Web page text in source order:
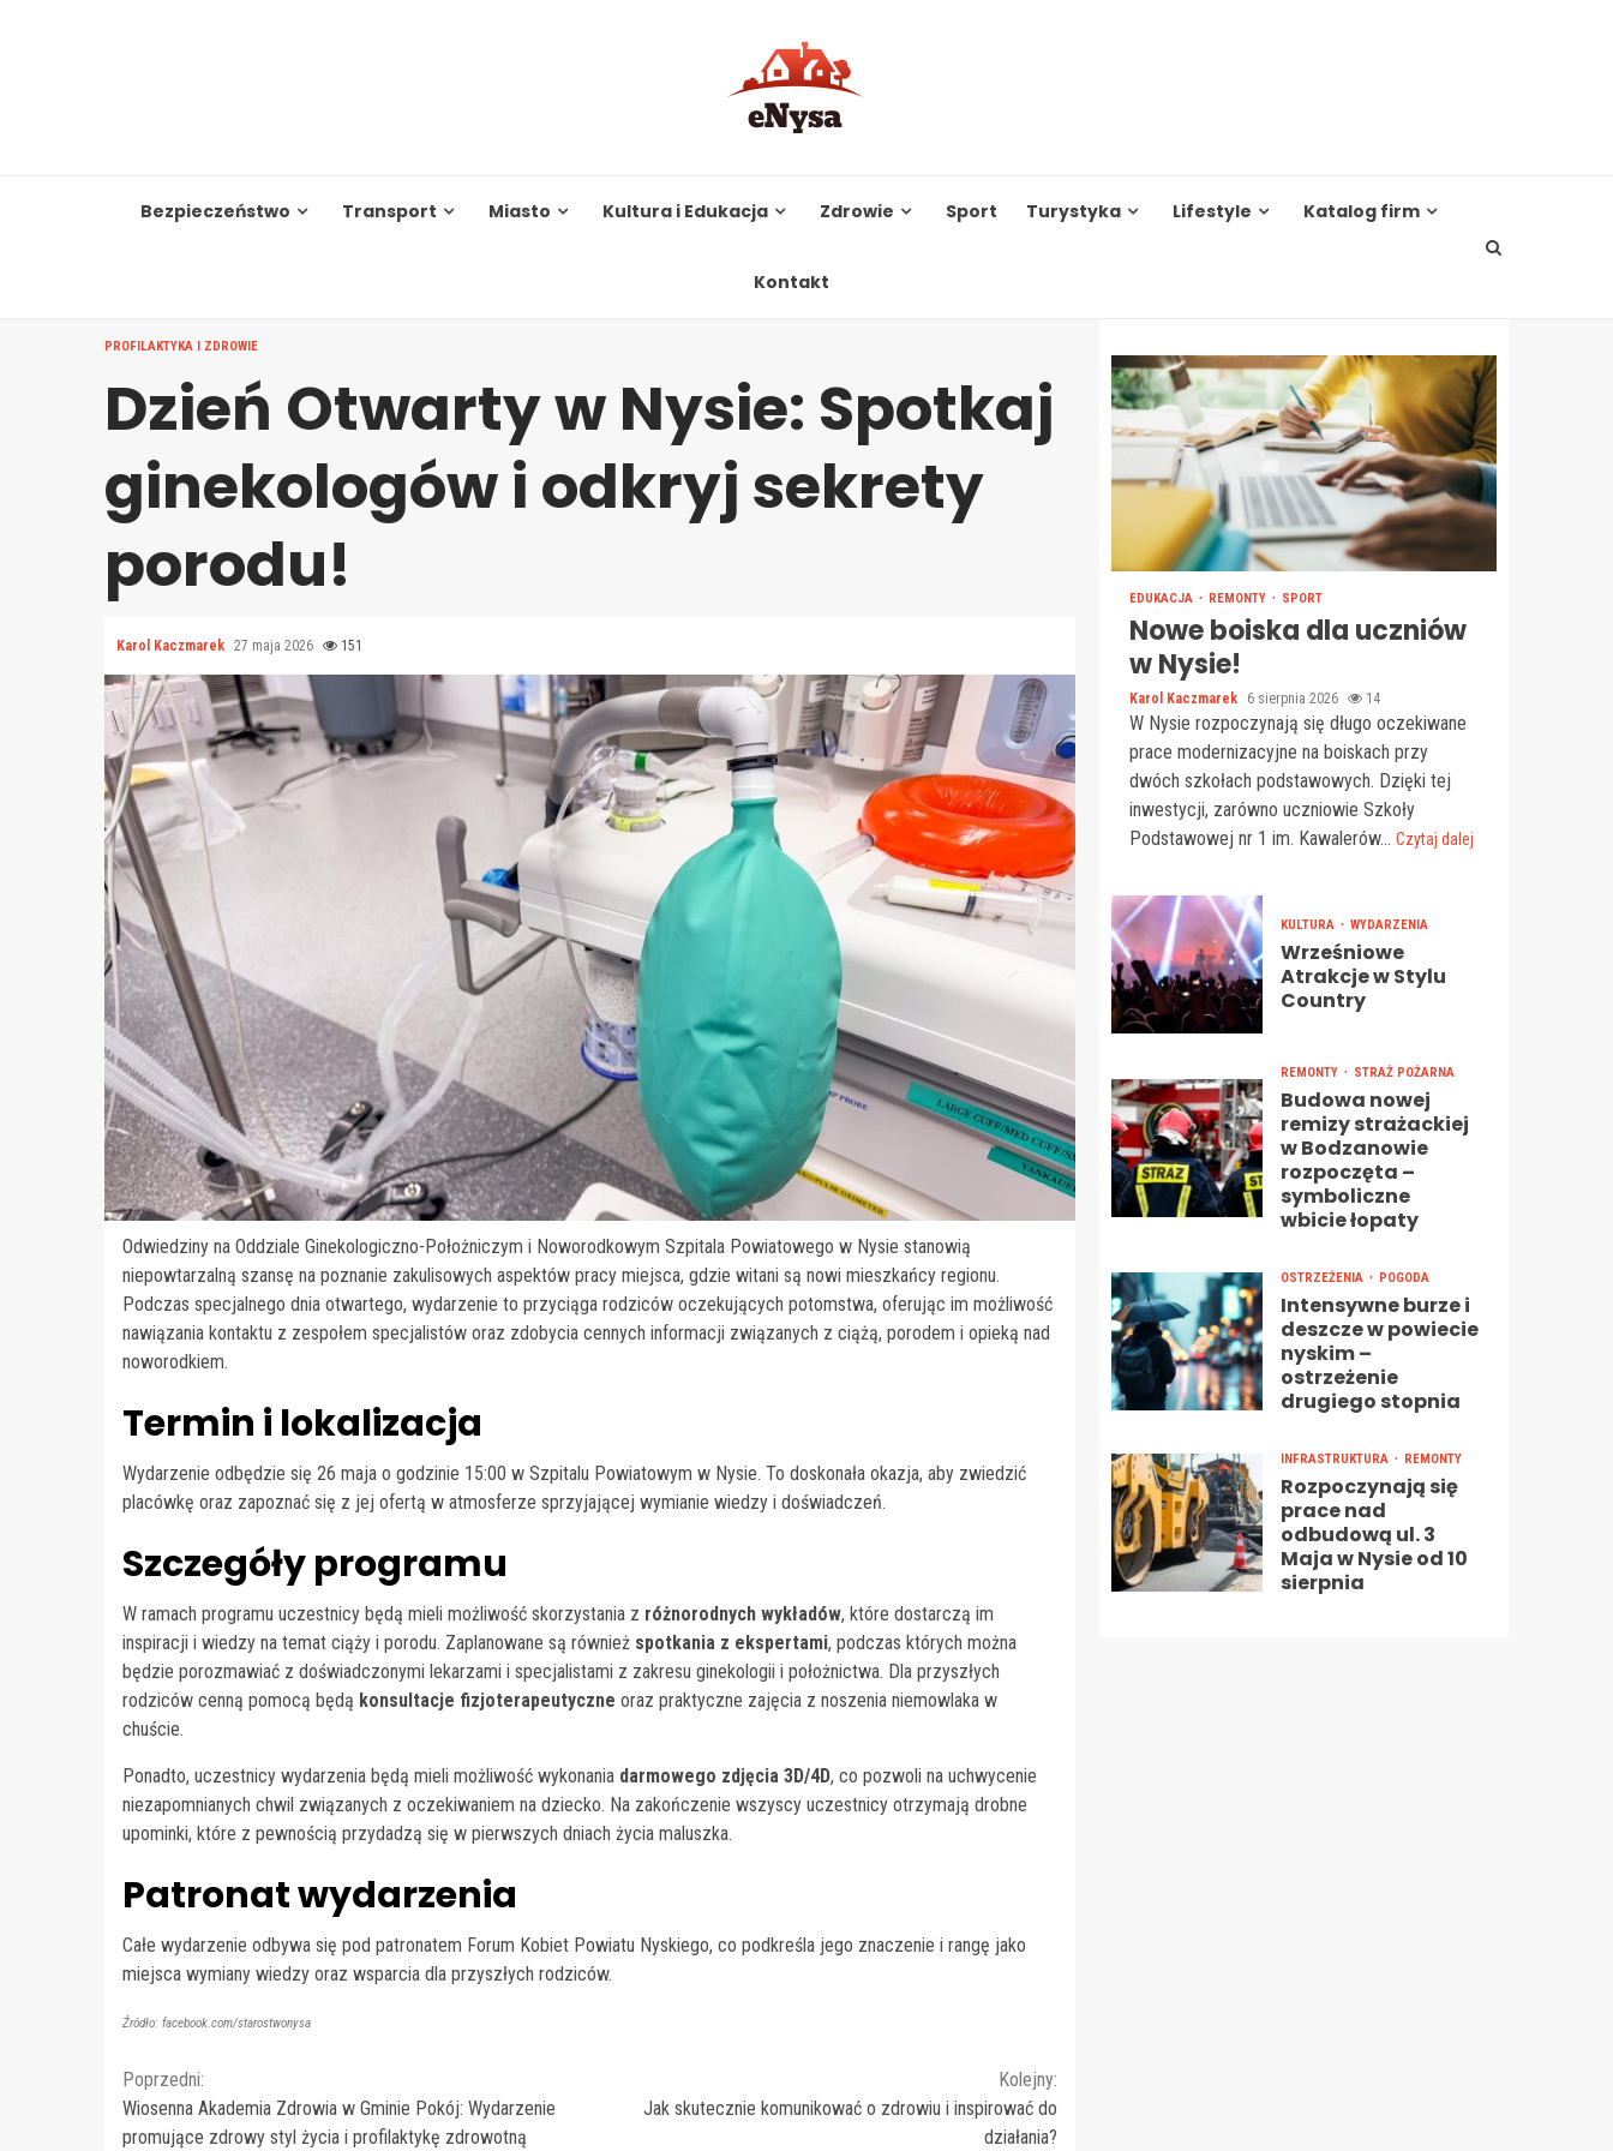
Bezpieczeństwo Transport Miasto Kultura i Edukacja Zdrowie Sport Turystyka Lifestyle Katalog firm
Kontakt
PROFILAKTYKA I ZDROWIE
Dzień Otwarty w Nysie: Spotkaj
ginekologów i odkryj sekrety
porodu!
Karol Kaczmarek 27 maja 2026 151
Odwiedziny na Oddziale Ginekologiczno-Położniczym i Noworodkowym Szpitala Powiatowego w Nysie stanowią
niepowtarzalną szansę na poznanie zakulisowych aspektów pracy miejsca, gdzie witani są nowi mieszkańcy regionu.
Podczas specjalnego dnia otwartego, wydarzenie to przyciąga rodziców oczekujących potomstwa, oferując im możliwość
nawiązania kontaktu z zespołem specjalistów oraz zdobycia cennych informacji związanych z ciążą, porodem i opieką nad
noworodkiem.
Termin i lokalizacja
Wydarzenie odbędzie się 26 maja o godzinie 15:00 w Szpitalu Powiatowym w Nysie. To doskonała okazja, aby zwiedzić
placówkę oraz zapoznać się z jej ofertą w atmosferze sprzyjającej wymianie wiedzy i doświadczeń.
Szczegóły programu
W ramach programu uczestnicy będą mieli możliwość skorzystania z różnorodnych wykładów, które dostarczą im
inspiracji i wiedzy na temat ciąży i porodu. Zaplanowane są również spotkania z ekspertami, podczas których można
będzie porozmawiać z doświadczonymi lekarzami i specjalistami z zakresu ginekologii i położnictwa. Dla przyszłych
rodziców cenną pomocą będą konsultacje fizjoterapeutyczne oraz praktyczne zajęcia z noszenia niemowlaka w
chuście.
Ponadto, uczestnicy wydarzenia będą mieli możliwość wykonania darmowego zdjęcia 3D/4D, co pozwoli na uchwycenie
niezapomnianych chwil związanych z oczekiwaniem na dziecko. Na zakończenie wszyscy uczestnicy otrzymają drobne
upominki, które z pewnością przydadzą się w pierwszych dniach życia maluszka.
Patronat wydarzenia
Całe wydarzenie odbywa się pod patronatem Forum Kobiet Powiatu Nyskiego, co podkreśla jego znaczenie i rangę jako
miejsca wymiany wiedzy oraz wsparcia dla przyszłych rodziców.
Źródło: facebook.com/starostwonysa
Continue
Reading
Poprzedni:
Wiosenna Akademia Zdrowia w Gminie Pokój: Wydarzenie
promujące zdrowy styl życia i profilaktykę zdrowotną
Kolejny:
Jak skutecznie komunikować o zdrowiu i inspirować do
działania?
EDUKACJA REMONTY SPORT
Nowe boiska dla uczniów
w Nysie!
Karol Kaczmarek 6 sierpnia 2026 14
W Nysie rozpoczynają się długo oczekiwane
prace modernizacyjne na boiskach przy
dwóch szkołach podstawowych. Dzięki tej
inwestycji, zarówno uczniowie Szkoły
Podstawowej nr 1 im. Kawalerów... Czytaj dalej
KULTURA WYDARZENIA
Wrześniowe
Atrakcje w Stylu
Country
REMONTY STRAŻ POŻARNA
Budowa nowej
remizy strażackiej
w Bodzanowie
rozpoczęta –
symboliczne
wbicie łopaty
OSTRZEŻENIA POGODA
Intensywne burze i
deszcze w powiecie
nyskim –
ostrzeżenie
drugiego stopnia
INFRASTRUKTURA REMONTY
Rozpoczynają się
prace nad
odbudową ul. 3
Maja w Nysie od 10
sierpnia